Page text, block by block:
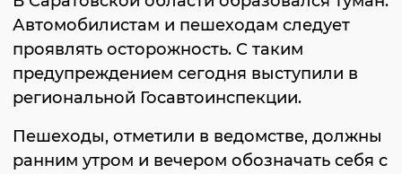
Автомобилистам и пешеходам следует
проявлять осторожность. С таким
предупреждением сегодня выступили в
региональной Госавтоинспекции.
Пешеходы, отметили в ведомстве, должны
ранним утром и вечером обозначать себя с